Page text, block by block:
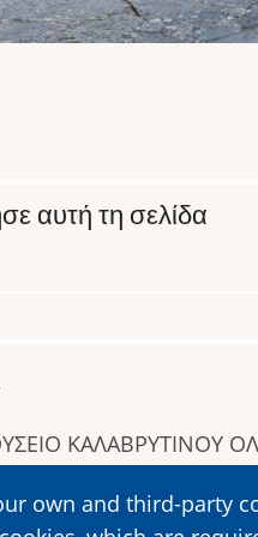
αυτή τη σελίδα
own and third-party
ΚΑΛΑΒΡΥΤΙΝΟΥ
, 2692360220